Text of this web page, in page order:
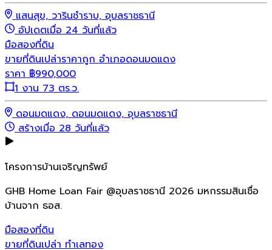
แสนสุข, วารินชำราบ, อุบลราชธานี
อัปเดตเมื่อ 24 วันที่แล้ว
มือสองที่ดิน
ขายที่ดินเปล่าราคาถูก อำเภอดอนมดแดง
ราคา ฿990,000
1 งาน 73 ตร.ว.
ดอนมดแดง, ดอนมดแดง, อุบลราชธานี
สร้างเมื่อ 28 วันที่แล้ว
โครงการบ้านเจริญทรัพย์
GHB Home Loan Fair @อุบลราชธานี 2026 มหกรรมสินเชื่อ
บ้านจาก ธอส.
มือสองที่ดิน
ขายที่ดินเปล่า ทำเลทอง